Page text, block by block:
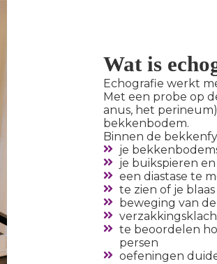
Wat is
Echografie werkt
Met een probe op
anus, het
bekkenbodem.
Binnen de
je
je buikspieren
een diastase te
te zien of je
beweging van
te beoordelen
persen
oefeningen